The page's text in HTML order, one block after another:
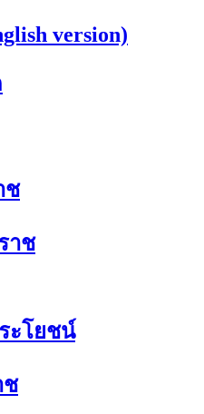
version)
ช
าช
ะโยชน์
ช